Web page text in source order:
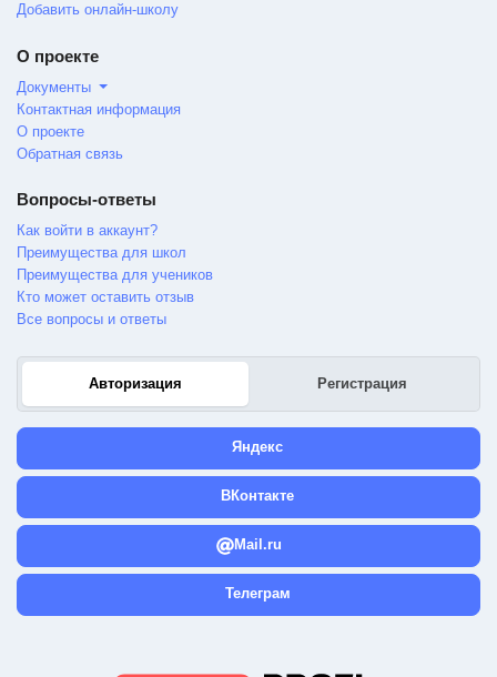
Добавить онлайн-школу
О проекте
Документы
Контактная информация
О проекте
Обратная связь
Вопросы-ответы
Как войти в аккаунт?
Преимущества для школ
Преимущества для учеников
Кто может оставить отзыв
Все вопросы и ответы
Авторизация Регистрация
Яндекс
ВКонтакте
Mail.ru
Телеграм